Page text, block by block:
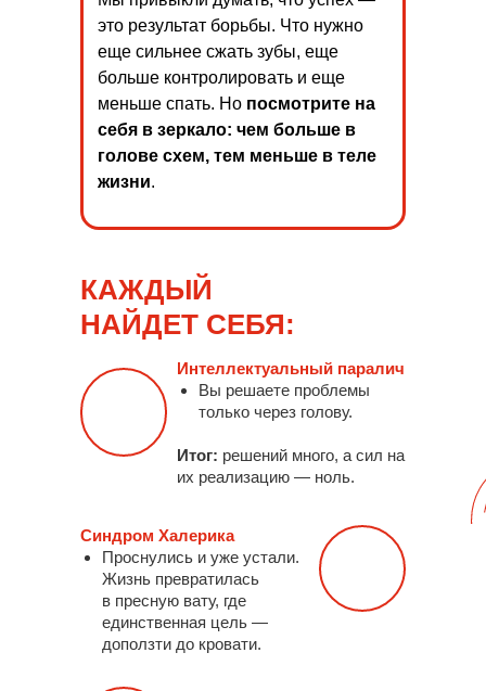
это результат борьбы. Что нужно
еще сильнее сжать зубы, еще
больше контролировать и еще
меньше спать. Но посмотрите на
себя в зеркало: чем больше в
голове схем, тем меньше в теле
жизни.
Синдром Халерика
Проснулись и уже устали.
Жизнь превратилась
в пресную вату, где
единственная цель —
доползти до кровати.
Интеллектуальный паралич
Вы решаете проблемы
только через голову.
Итог: решений много, а сил на
их реализацию — ноль.
КАЖДЫЙ
НАЙДЕТ СЕБЯ: